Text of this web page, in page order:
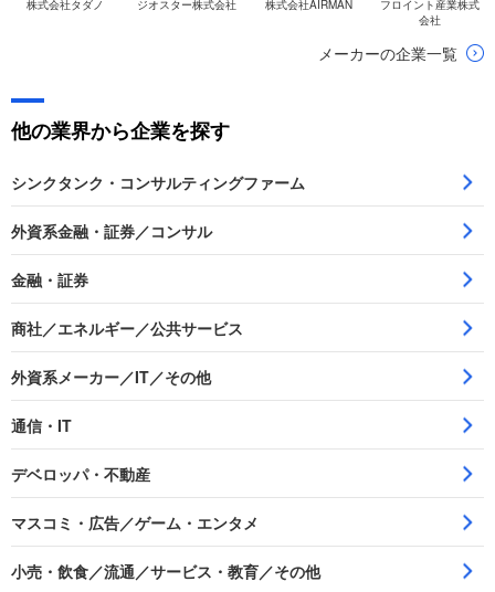
株式会社タダノ ジオスター株式会社 株式会社AIRMAN
フロイント産業株式
会社
メーカーの企業一覧
他の業界から企業を探す
シンクタンク・コンサルティングファーム
外資系金融・証券／コンサル
金融・証券
商社／エネルギー／公共サービス
外資系メーカー／IT／その他
通信・IT
デベロッパ・不動産
マスコミ・広告／ゲーム・エンタメ
小売・飲食／流通／サービス・教育／その他